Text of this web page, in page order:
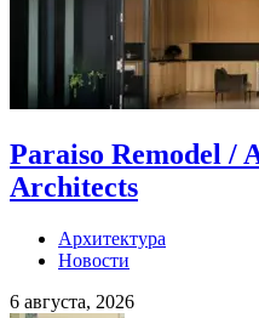
Paraiso Remodel /
Architects
Архитектура
Новости
6 августа, 2026